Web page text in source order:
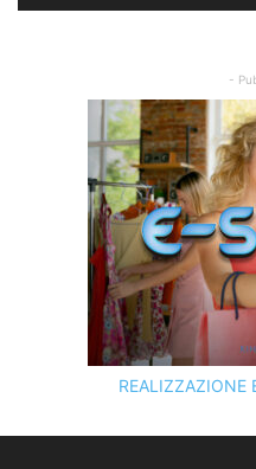
-
REALIZZAZIONE
SCOPRI I